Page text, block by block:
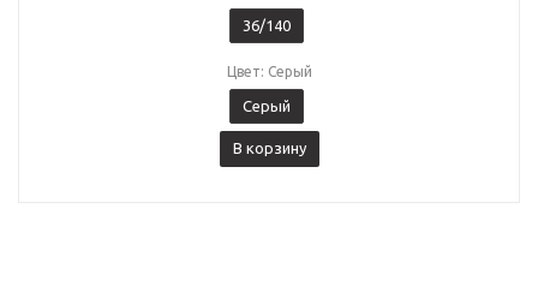
36/140
Цвет: Серый
Серый
В корзину